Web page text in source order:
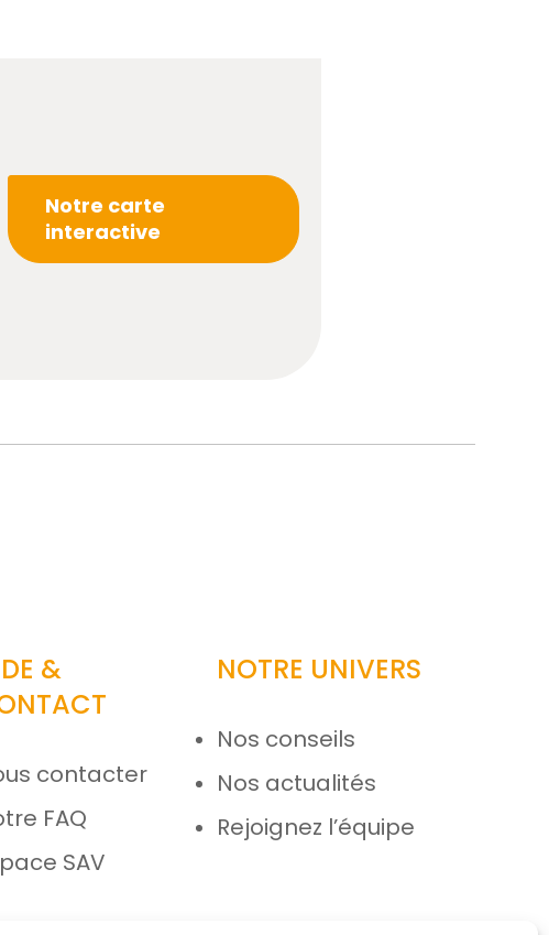
Notre carte
interactive
&
contacter
FAQ
SAV
NOTRE UNIVERS
Nos conseils
Nos actualités
Rejoignez l’équipe